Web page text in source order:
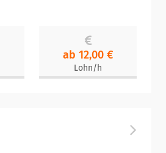
ab 12,00 €
Lohn/h